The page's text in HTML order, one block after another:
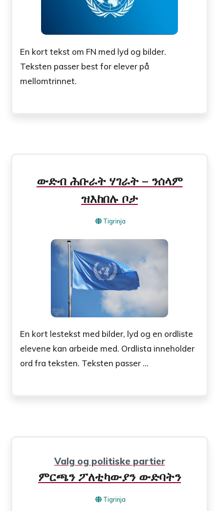
En kort tekst om FN med lyd og bilder.
Teksten passer best for elever på
mellomtrinnet.
ውድብ ሕቡራት ሃገራት – ንሰላም
ዝእከበሉ ቦታ
Tigrinja
En kort lestekst med bilder, lyd og en ordliste
elevene kan arbeide med. Ordlista inneholder
ord fra teksten. Teksten passer ...
Valg og politiske partier
ምርጫን ፖለቲካውያን ውድባትን
Tigrinja